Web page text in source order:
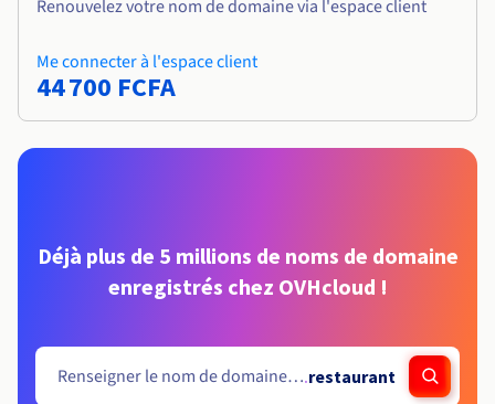
Renouvelez votre nom de domaine via l'espace client
Me connecter à l'espace client
44 700 FCFA
Déjà plus de 5 millions de noms de domaine
enregistrés chez OVHcloud !
.restaurant